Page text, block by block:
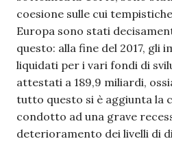
coesione sulle cui
Europa sono stati
questo: alla fine del 2017, gli
liquidati per i vari fondi di
attestati a 189,9 miliardi,
tutto questo si è aggiunta la
condotto ad una grave
deterioramento dei livelli di